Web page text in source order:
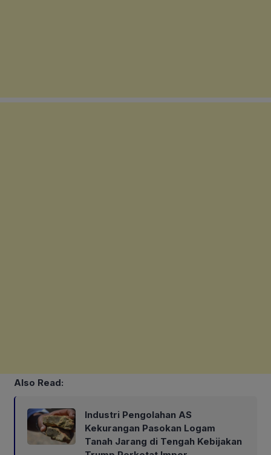
Also Read:
Industri Pengolahan AS
Kekurangan Pasokan Logam
Tanah Jarang di Tengah Kebijakan